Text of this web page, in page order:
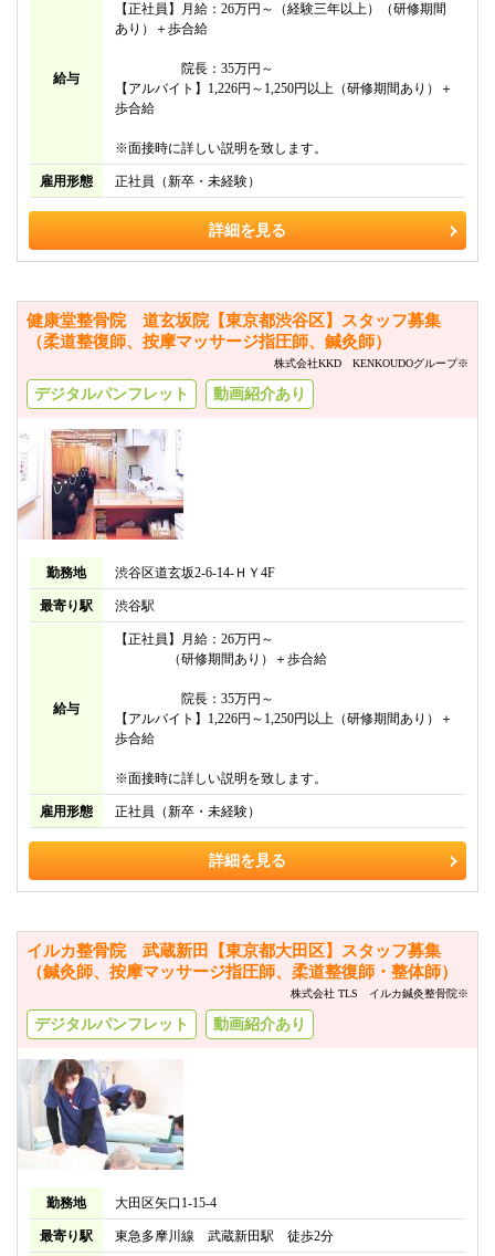
詳細を見る
給与
【正社員】月給：26万円～（経験三年以上）（研修期間
あり）＋歩合給
院長：35万円～
【アルバイト】1,226円～1,250円以上（研修期間あり）＋
歩合給
※面接時に詳しい説明を致します。
雇用形態 正社員（新卒・未経験）
健康堂整骨院 道玄坂院【東京都渋谷区】スタッフ募集
（柔道整復師、按摩マッサージ指圧師、鍼灸師）
株式会社KKD KENKOUDOグループ※
デジタルパンフレット 動画紹介あり
詳細を見る
勤務地 渋谷区道玄坂2-6-14-ＨＹ4F
最寄り駅 渋谷駅
給与
【正社員】月給：26万円～
（研修期間あり）＋歩合給
院長：35万円～
【アルバイト】1,226円～1,250円以上（研修期間あり）＋
歩合給
※面接時に詳しい説明を致します。
雇用形態 正社員（新卒・未経験）
イルカ整骨院 武蔵新田【東京都大田区】スタッフ募集
（鍼灸師、按摩マッサージ指圧師、柔道整復師・整体師）
株式会社 TLS イルカ鍼灸整骨院※
デジタルパンフレット 動画紹介あり
勤務地 大田区矢口1-15-4
最寄り駅 東急多摩川線 武蔵新田駅 徒歩2分